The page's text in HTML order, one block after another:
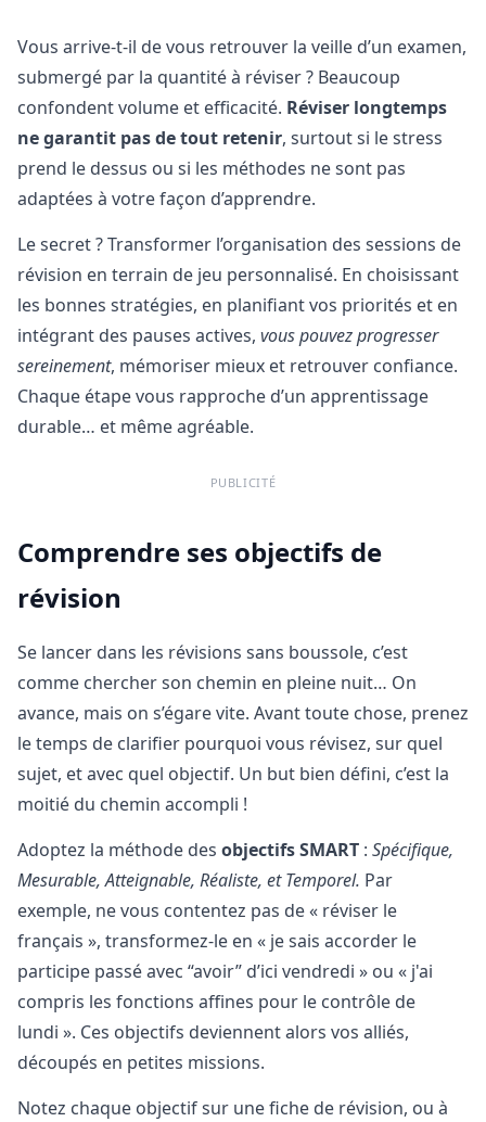
Vous arrive-t-il de vous retrouver la veille d’un examen,
submergé par la quantité à réviser ? Beaucoup
confondent volume et efficacité. Réviser longtemps
ne garantit pas de tout retenir, surtout si le stress
prend le dessus ou si les méthodes ne sont pas
adaptées à votre façon d’apprendre.
Le secret ? Transformer l’organisation des sessions de
révision en terrain de jeu personnalisé. En choisissant
les bonnes stratégies, en planifiant vos priorités et en
intégrant des pauses actives, vous pouvez progresser
sereinement, mémoriser mieux et retrouver confiance.
Chaque étape vous rapproche d’un apprentissage
durable… et même agréable.
PUBLICITÉ
Comprendre ses objectifs de
révision
Se lancer dans les révisions sans boussole, c’est
comme chercher son chemin en pleine nuit… On
avance, mais on s’égare vite. Avant toute chose, prenez
le temps de clarifier pourquoi vous révisez, sur quel
sujet, et avec quel objectif. Un but bien défini, c’est la
moitié du chemin accompli !
Adoptez la méthode des objectifs SMART : Spécifique,
Mesurable, Atteignable, Réaliste, et Temporel. Par
exemple, ne vous contentez pas de « réviser le
français », transformez-le en « je sais accorder le
participe passé avec “avoir” d’ici vendredi » ou « j'ai
compris les fonctions affines pour le contrôle de
lundi ». Ces objectifs deviennent alors vos alliés,
découpés en petites missions.
Notez chaque objectif sur une fiche de révision, ou à